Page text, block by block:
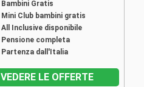
Bambini Gratis
Mini Club bambini gratis
All Inclusive disponibile
Pensione completa
Partenza dall'Italia
VEDERE LE OFFERTE